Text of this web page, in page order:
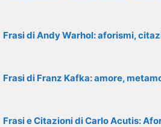
Frasi di Andy Warhol: aforismi,
Frasi di Franz Kafka: amore,
Frasi e Citazioni di Carlo Acutis: